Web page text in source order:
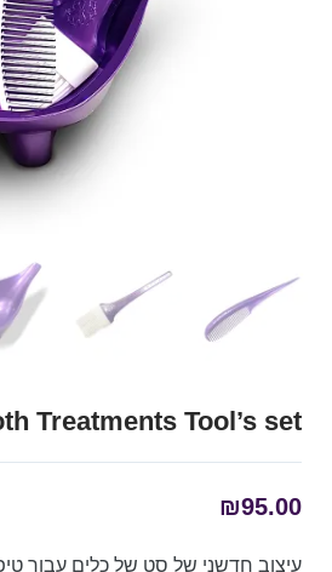
Treatments Tool’s set
₪95.00
עיצוב חדשני של סט של כלים עבור